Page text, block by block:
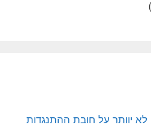
לא יוותר על חובת ההתנגדות